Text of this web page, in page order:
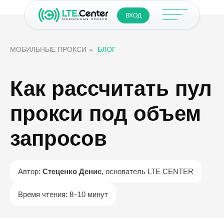
ВХОД
МОБИЛЬНЫЕ ПРОКСИ » БЛОГ
Как рассчитать пул
прокси под объем
запросов
Автор: Стеценко Денис, основатель LTE CENTER
Время чтения: 8–10 минут